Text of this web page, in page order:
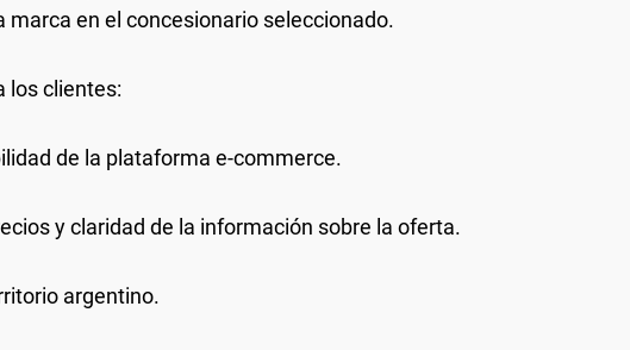
marca en el concesionario seleccionado.
los clientes:
de la plataforma e-commerce.
y claridad de la información sobre la oferta.
argentino.